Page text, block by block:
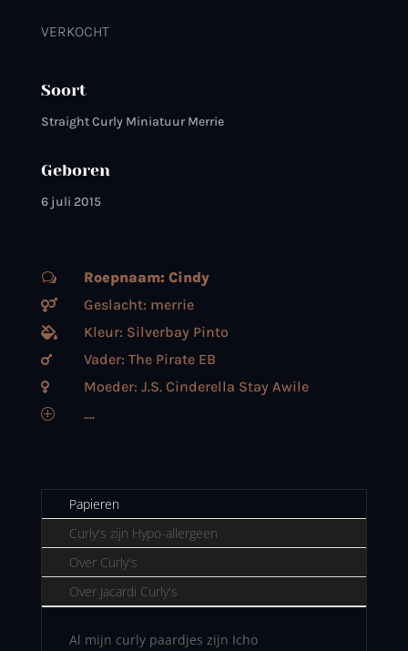
VERKOCHT
Soort
Straight Curly Miniatuur Merrie
Geboren
6 juli 2015
w Roepnaam: Cindy
 Geslacht: merrie
 Kleur: Silverbay Pinto
 Vader: The Pirate EB
 Moeder: J.S. Cinderella Stay Awile
P ....
Papieren
Curly's zijn Hypo-allergeen
Over Curly's
Over Jacardi Curly's
Al mijn curly paardjes zijn Icho